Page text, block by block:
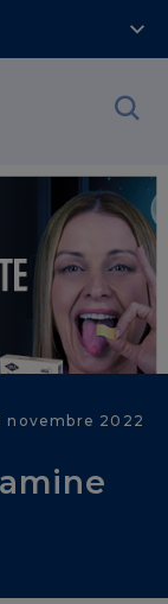
novembre 2022